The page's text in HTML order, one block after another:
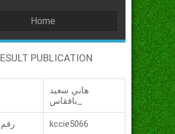
Home
PUBLICATION
هاني سعيد
kccie5066